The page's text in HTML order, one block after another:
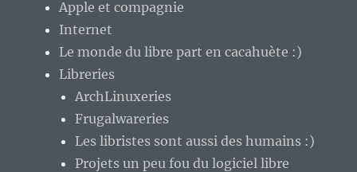
Apple et compagnie
Internet
Le monde du libre part en cacahuète :)
Libreries
ArchLinuxeries
Frugalwareries
Les libristes sont aussi des humains :)
Projets un peu fou du logiciel libre